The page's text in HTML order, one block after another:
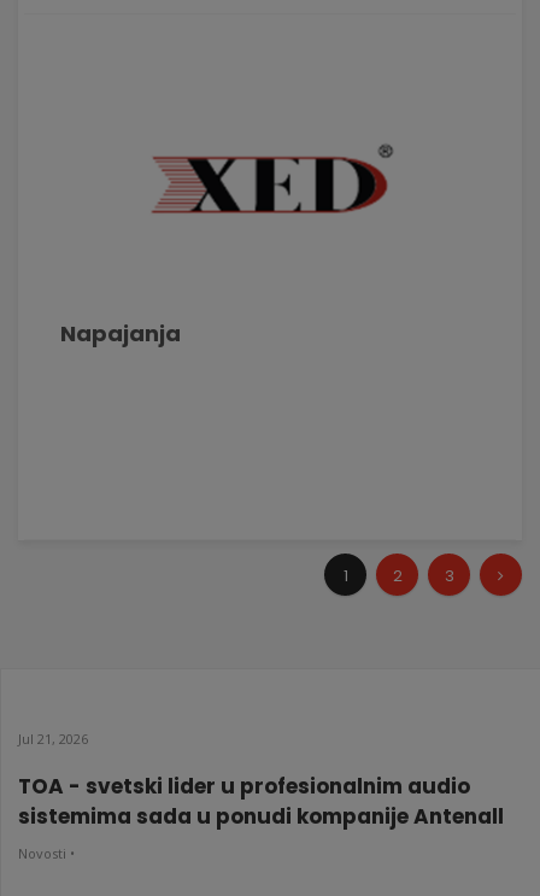
Napajanja
1 2 3
Jul 21, 2026
TOA - svetski lider u profesionalnim audio
sistemima sada u ponudi kompanije Antenall
Novosti •